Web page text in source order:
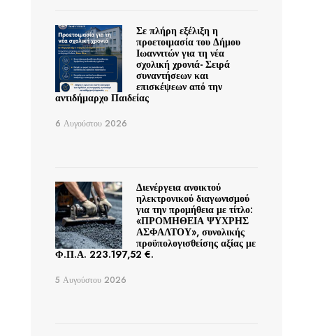
Σε πλήρη εξέλιξη η
προετοιμασία του Δήμου
Ιωαννιτών για τη νέα
σχολική χρονιά- Σειρά
συναντήσεων και
επισκέψεων από την
αντιδήμαρχο Παιδείας
6 Αυγούστου 2026
Διενέργεια ανοικτού
ηλεκτρονικού διαγωνισμού
για την προμήθεια με τίτλο:
«ΠΡΟΜΗΘΕΙΑ ΨΥΧΡΗΣ
ΑΣΦΑΛΤΟΥ», συνολικής
προϋπολογισθείσης αξίας με
Φ.Π.Α. 223.197,52 €.
5 Αυγούστου 2026